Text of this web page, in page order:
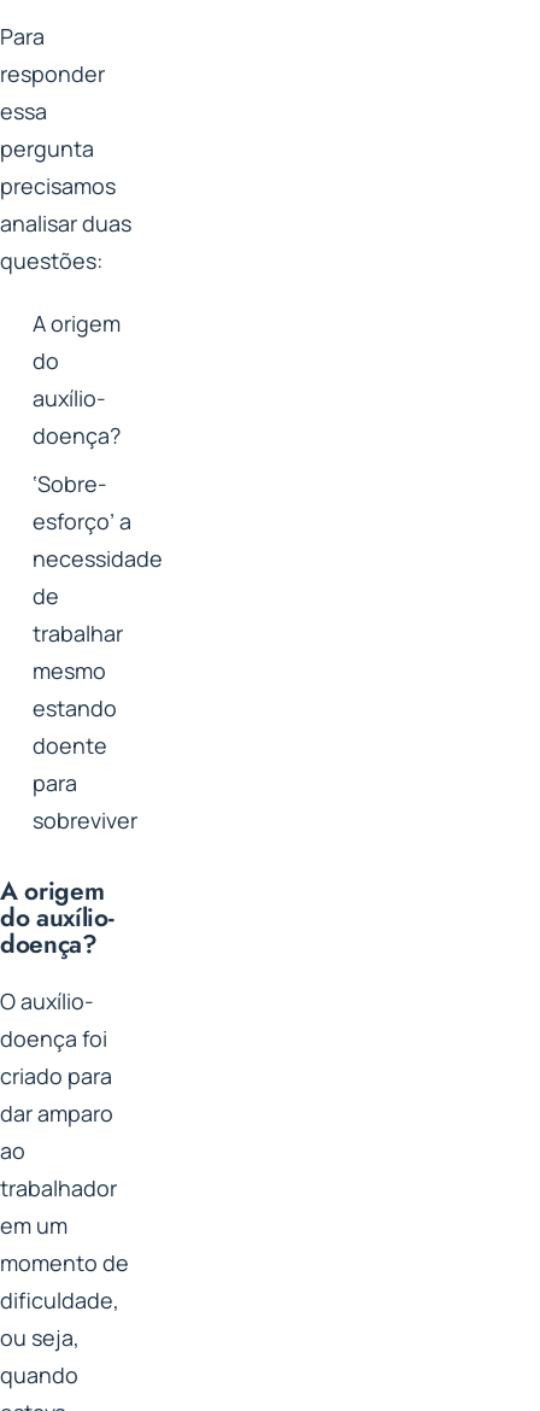
Para
responder
essa
pergunta
precisamos
analisar duas
questões:
A origem
do
auxílio-
doença?
‘Sobre-
esforço’ a
necessidade
de
trabalhar
mesmo
estando
doente
para
sobreviver
A origem
do auxílio-
doença?
O auxílio-
doença foi
criado para
dar amparo
ao
trabalhador
em um
momento de
dificuldade,
ou seja,
quando